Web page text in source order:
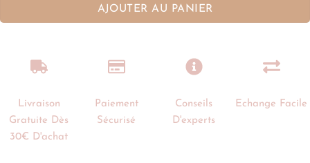
AJOUTER AU PANIER
Livraison
Gratuite Dès
30€ D'achat
Paiement
Sécurisé
Conseils
D'experts
Echange Facile